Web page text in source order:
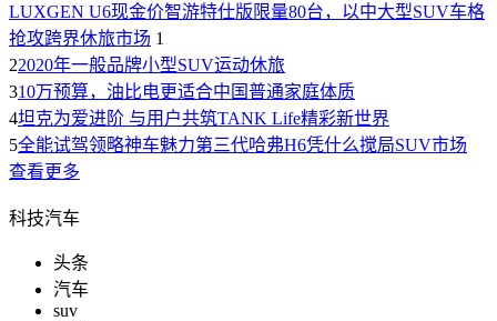
LUXGEN U6现金价智游特仕版限量80台，以中大型SUV车格
抢攻跨界休旅市场 1
22020年一般品牌小型SUV运动休旅
310万预算，油比电更适合中国普通家庭体质
4坦克为爱进阶 与用户共筑TANK Life精彩新世界
5全能试驾领略神车魅力第三代哈弗H6凭什么搅局SUV市场
查看更多
科技汽车
头条
汽车
suv